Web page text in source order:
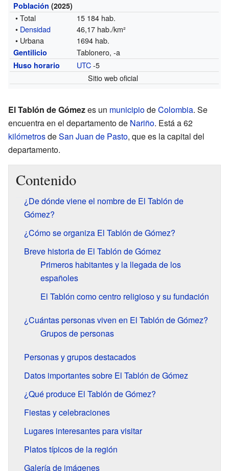
Población (2025)
• Total
15 184 hab.
• Densidad
46,17 hab./km²
• Urbana
1694 hab.
Gentilicio Tablonero, -a
Huso horario UTC-5
Sitio web oficial
El Tablón de Gómezes un municipiodeColombia. Se
encuentra en el departamento de Nariño. Está a 62
kilómetrosdeSan Juan de Pasto, que es la capital del
departamento.
Contenido
¿De dónde viene el nombre de El Tablón de
Gómez?
¿Cómo se organiza El Tablón de Gómez?
Breve historia de El Tablón de Gómez
Primeros habitantes y la llegada de los
españoles
El Tablón como centro religioso y su fundación
¿Cuántas personas viven en El Tablón de Gómez?
Grupos de personas
Personas y grupos destacados
Datos importantes sobre El Tablón de Gómez
¿Qué produce El Tablón de Gómez?
Fiestas y celebraciones
Lugares interesantes para visitar
Platos típicos de la región
Galería de imágenes